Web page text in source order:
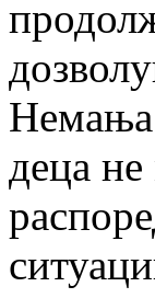
Немања
деца